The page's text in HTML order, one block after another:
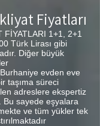
Fiyatları
FİYATLARI 1+1, 2+1
Türk Lirası gibi
Diğer büyük
evden eve
taşıma süreci
adreslere ekspertiz
Bu sayede eşyalara
ve tüm yükler tek